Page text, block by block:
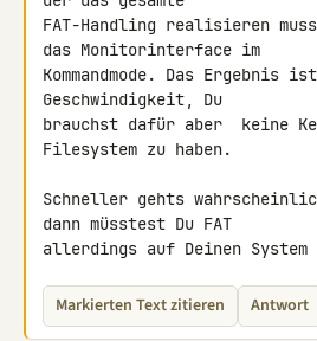
FAT-Handling realisieren
das Monitorinterface im
Kommandmode. Das
Geschwindigkeit, Du
brauchst dafür aber  keine
Filesystem zu haben.
Schneller gehts
dann müsstest Du FAT
allerdings auf Deinen
Markierten Text zitieren Antwort